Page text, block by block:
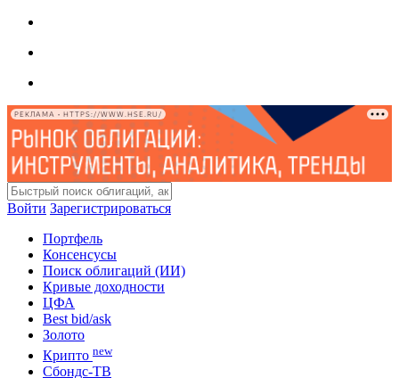
РЕКЛАМА • HTTPS://WWW.HSE.RU/
Войти Зарегистрироваться
Портфель
Консенсусы
Поиск облигаций (ИИ)
Кривые доходности
ЦФА
Best bid/ask
Золото
Крипто new
Сбондс-ТВ